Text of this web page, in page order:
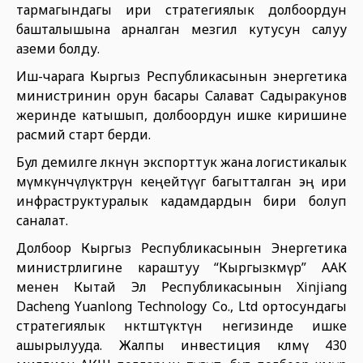
тармагындагы ири стратегиялык долбоордун
башталышына арналган мезгил кутусун салуу
аземи болду.
Иш-чарага Кыргыз Республикасынын энергетика
министринин орун басары Салават Садыракунов
жеринде катышып, долбоордун ишке киришине
расмий старт берди.
Бул демилге өлкөнүн экспорттук жана логистикалык
мүмкүнчүлүктөрүн кеңейтүүгө багытталган эң ири
инфраструктуралык кадамдардын бири болуп
саналат.
Долбоор Кыргыз Республикасынын Энергетика
министрлигине караштуу “Кыргызкөмүр” ААК
менен Кытай Эл Республикасынын Xinjiang
Dacheng Yuanlong Technology Co., Ltd ортосундагы
стратегиялык өнөктөштүктүн негизинде ишке
ашырылууда. Жалпы инвестиция көлөмү 430